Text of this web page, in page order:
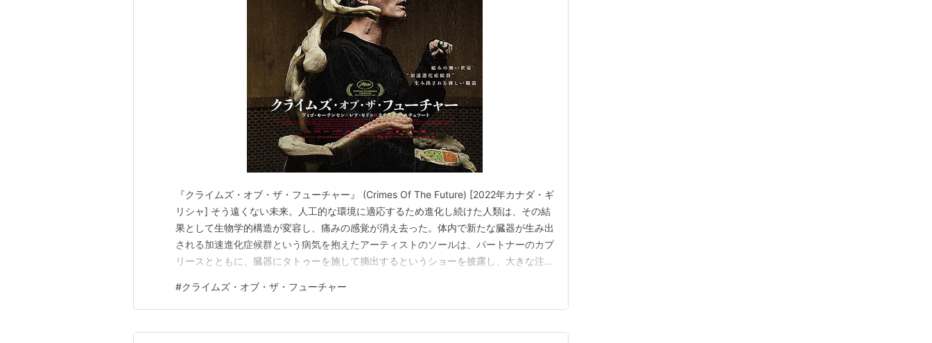
『クライムズ・オブ・ザ・フューチャー』 (Crimes Of The Future) [2022年カナダ・ギ
リシャ] そう遠くない未来。人工的な環境に適応するため進化し続けた人類は、その結
果として生物学的構造が変容し、痛みの感覚が消え去った。体内で新たな臓器が生み出
される加速進化症候群という病気を抱えたアーティストのソールは、パートナーのカプ
リースとともに、臓器にタトゥーを施して摘出するというショーを披露し、大きな注目
を設立し、ソールは政府から強い関心を持たれる存在となっていた。そんな彼のもと
に、生前プラスチックを食…
#クライムズ・オブ・ザ・フューチャー